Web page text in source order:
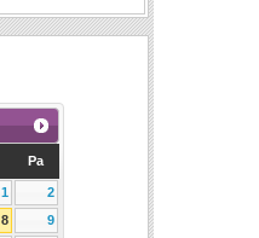
Pa
1
2
8
9